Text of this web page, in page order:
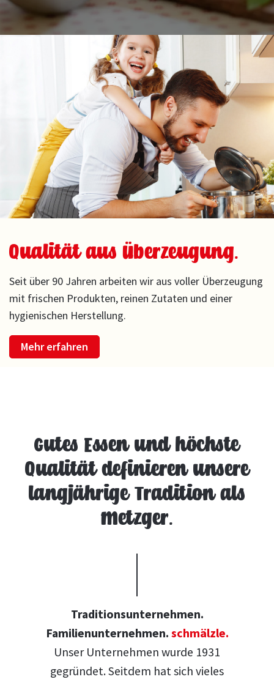
Qualität aus Überzeugung.
Seit über 90 Jahren arbeiten wir aus voller Überzeugung
mit frischen Produkten, reinen Zutaten und einer
hygienischen Herstellung.
Mehr erfahren
Gutes Essen und höchste
Qualität definieren unsere
langjährige Tradition als
Metzger.
Traditionsunternehmen.
Familienunternehmen. schmälzle.
Unser Unternehmen wurde 1931
gegründet. Seitdem hat sich vieles